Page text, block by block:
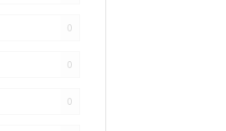
4
10
4
0
0
0